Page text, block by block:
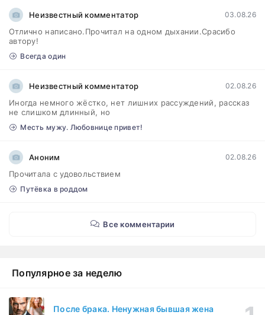
Неизвестный комментатор 03.08.26
Отлично написано.Прочитал на одном дыхании.Срасибо
автору!
Всегда один
Неизвестный комментатор 02.08.26
Иногда немного жёстко, нет лишних рассуждений, рассказ
не слишком длинный, но
Месть мужу. Любовнице привет!
Аноним 02.08.26
Прочитала с удовольствием
Путёвка в роддом
Все комментарии
Популярное за неделю
После брака. Ненужная бывшая жена